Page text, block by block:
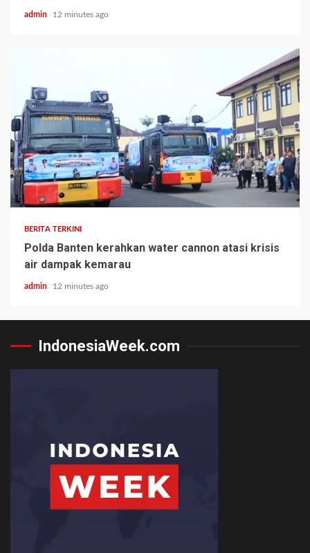
admin 12 minutes ago
BERITA TERKINI
Polda Banten kerahkan water cannon atasi krisis
air dampak kemarau
admin 12 minutes ago
IndonesiaWeek.com